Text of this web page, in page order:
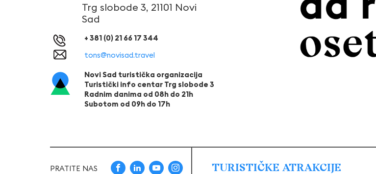
Trg slobode 3, 21101 Novi
Sad
+ 381 (0) 21 66 17 344
tons@novisad.travel
Novi Sad turistička organizacija
Turistički info centar Trg slobode 3
Radnim danima od 08h do 21h
Subotom od 09h do 17h
PRATITE NAS TURISTIČKE ATRAKCIJE